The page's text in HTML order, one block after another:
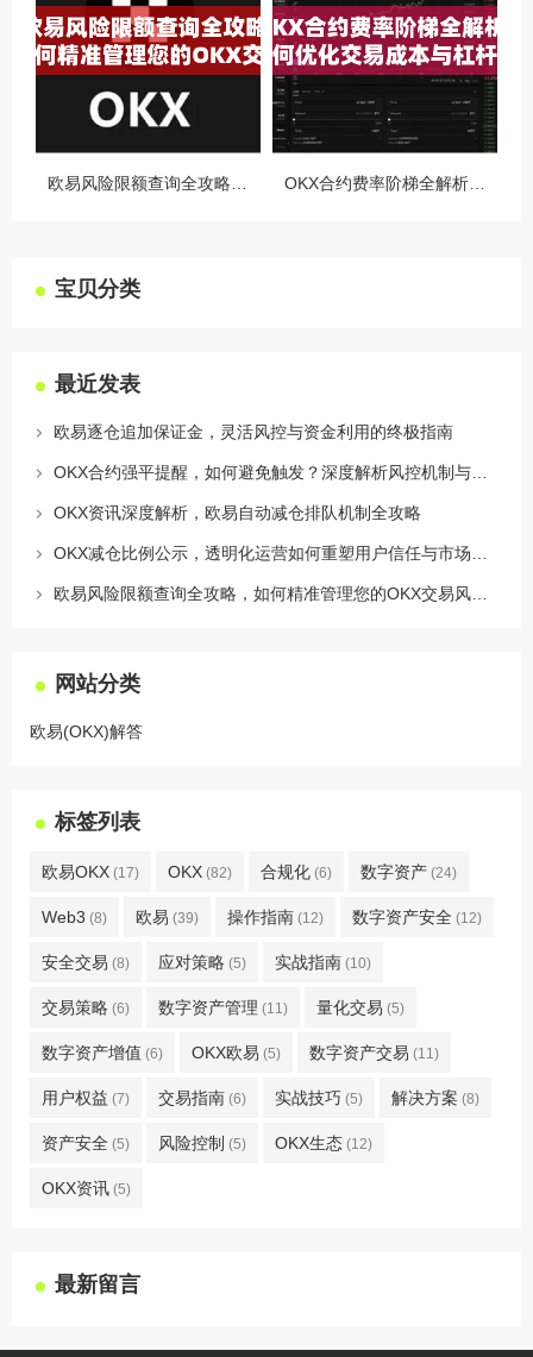
宝贝分类
最近发表
欧易逐仓追加保证金，灵活风控与资金利用的终极指南
OKX资讯深度解析，欧易自动减仓排队机制全攻略
网站分类
欧易(OKX)解答
标签列表
欧易OKX (17) OKX (82) 合规化 (6) 数字资产 (24)
Web3 (8) 欧易 (39) 操作指南 (12) 数字资产安全 (12)
安全交易 (8) 应对策略 (5) 实战指南 (10)
交易策略 (6) 数字资产管理 (11) 量化交易 (5)
数字资产增值 (6) OKX欧易 (5) 数字资产交易 (11)
用户权益 (7) 交易指南 (6) 实战技巧 (5) 解决方案 (8)
资产安全 (5) 风险控制 (5) OKX生态 (12)
OKX资讯 (5)
最新留言